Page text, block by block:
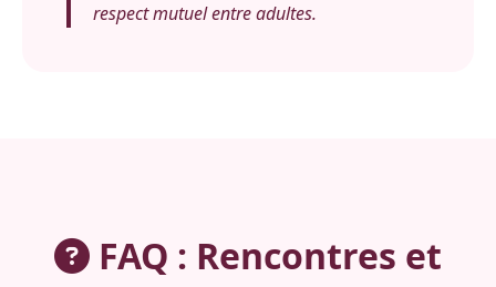
respect mutuel entre adultes.
FAQ : Rencontres et